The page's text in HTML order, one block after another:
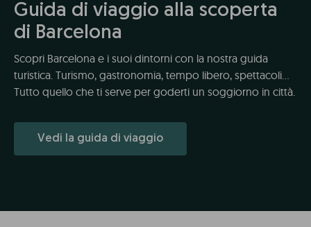
Guida di viaggio alla scoperta
di Barcelona
Scopri Barcelona e i suoi dintorni con la nostra guida
turistica. Turismo, gastronomia, tempo libero, spettacoli...
Tutto quello che ti serve per goderti un soggiorno in città.
Vedi la guida di viaggio